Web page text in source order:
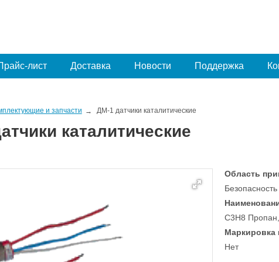
лист Доставка Новости Поддержка
и запчасти ДМ-1 датчики каталитические
каталитические
Область
C3H8
Нет